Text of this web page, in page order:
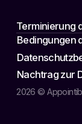
Terminierung
2026 ©
Bedingungen
Nachtrag zur